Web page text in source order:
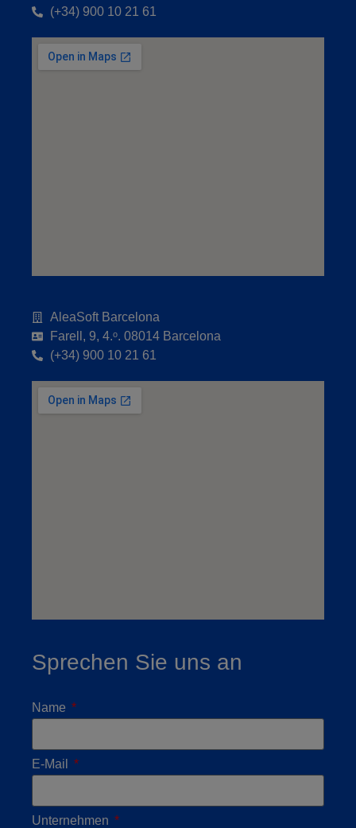
(+34) 900 10 21 61
AleaSoft Barcelona
Farell, 9, 4.ᵒ. 08014 Barcelona
(+34) 900 10 21 61
Sprechen Sie uns an
Name
E-Mail
Unternehmen